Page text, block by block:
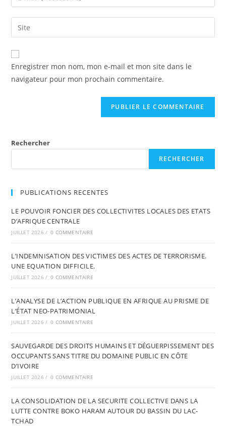
Enregistrer mon nom, mon e-mail et mon site dans le
navigateur pour mon prochain commentaire.
Rechercher
RECHERCHER
PUBLICATIONS RECENTES
LE POUVOIR FONCIER DES COLLECTIVITES LOCALES DES ETATS
D’AFRIQUE CENTRALE
JUILLET 2026 / 0 COMMENTAIRE
L’INDEMNISATION DES VICTIMES DES ACTES DE TERRORISME.
UNE EQUATION DIFFICILE.
JUILLET 2026 / 0 COMMENTAIRE
L’ANALYSE DE L’ACTION PUBLIQUE EN AFRIQUE AU PRISME DE
L’ÉTAT NEO-PATRIMONIAL
JUILLET 2026 / 0 COMMENTAIRE
SAUVEGARDE DES DROITS HUMAINS ET DÉGUERPISSEMENT DES
OCCUPANTS SANS TITRE DU DOMAINE PUBLIC EN CÔTE
D’IVOIRE
JUILLET 2026 / 0 COMMENTAIRE
LA CONSOLIDATION DE LA SECURITE COLLECTIVE DANS LA
LUTTE CONTRE BOKO HARAM AUTOUR DU BASSIN DU LAC-
TCHAD